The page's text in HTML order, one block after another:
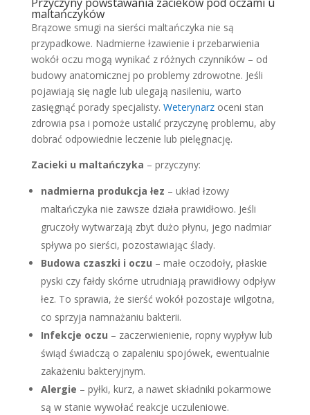
Przyczyny powstawania zacieków pod oczami u
maltańczyków
Brązowe smugi na sierści maltańczyka nie są
przypadkowe. Nadmierne łzawienie i przebarwienia
wokół oczu mogą wynikać z różnych czynników – od
budowy anatomicznej po problemy zdrowotne. Jeśli
pojawiają się nagle lub ulegają nasileniu, warto
zasięgnąć porady specjalisty. Weterynarzoceni stan
zdrowia psa i pomoże ustalić przyczynę problemu, aby
dobrać odpowiednie leczenie lub pielęgnację.
Zacieki u maltańczyka – przyczyny:
nadmierna produkcja łez – układ łzowy
maltańczyka nie zawsze działa prawidłowo. Jeśli
gruczoły wytwarzają zbyt dużo płynu, jego nadmiar
spływa po sierści, pozostawiając ślady.
Budowa czaszki i oczu – małe oczodoły, płaskie
pyski czy fałdy skórne utrudniają prawidłowy odpływ
łez. To sprawia, że sierść wokół pozostaje wilgotna,
co sprzyja namnażaniu bakterii.
Infekcje oczu – zaczerwienienie, ropny wypływ lub
świąd świadczą o zapaleniu spojówek, ewentualnie
zakażeniu bakteryjnym.
Alergie – pyłki, kurz, a nawet składniki pokarmowe
są w stanie wywołać reakcje uczuleniowe.